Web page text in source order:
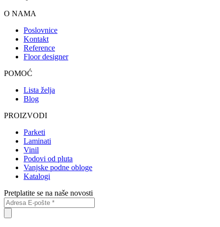
O NAMA
Poslovnice
Kontakt
Reference
Floor designer
POMOĆ
Lista želja
Blog
PROIZVODI
Parketi
Laminati
Vinil
Podovi od pluta
Vanjske podne obloge
Katalogi
Pretplatite se na naše novosti